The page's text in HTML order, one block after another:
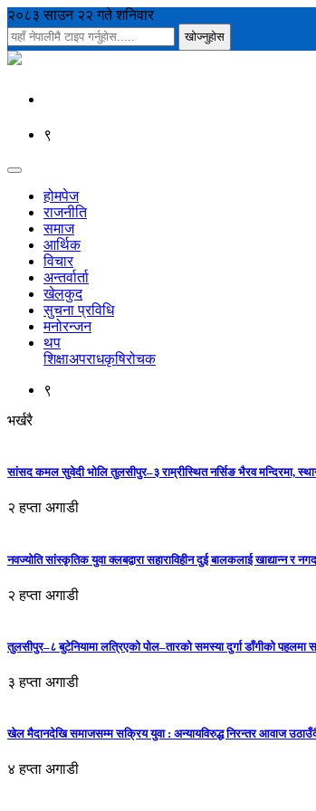
२०८३ साउन २२ गते शनिवार
९
होमपेज
राजनीति
समाज
आर्थिक
विचार
अन्तर्वार्ता
खेलकुद
सुचना प्रविधि
मनोरन्जन
थप
शिक्षाअपराधकृषिरोचक
९
भर्खरै
सांसद कमल सुवेदी भोलि तुलसीपुर–३ राम्रीस्थित नर्सिङ भैरव मन्दिरमा,
२ हप्ता अगाडी
नवज्योति सांस्कृतिक युवा क्लबद्वारा सहाराविहीन दुई बालकलाई खाद्यान्न र
२ हप्ता अगाडी
तुलसीपुर–८ बुटेनियामा लत्रिएको पोल–तारको समस्या दुर्गा डाँगीको पहलमा
३ हप्ता अगाडी
खेल मैदानदेखि समाजसम्म सक्रिय युवा : अन्यायविरुद्ध निरन्तर आवाज
४ हप्ता अगाडी